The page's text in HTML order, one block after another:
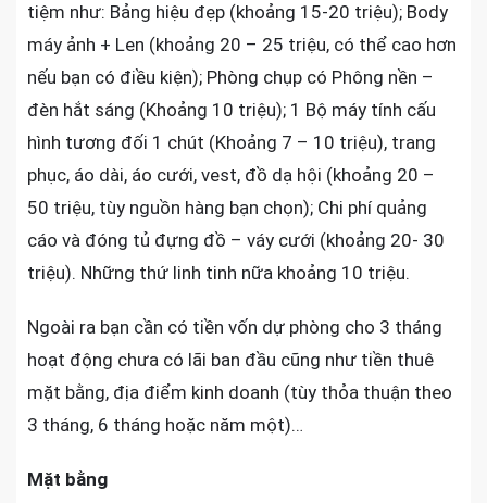
tiệm như: Bảng hiệu đẹp (khoảng 15-20 triệu); Body
máy ảnh + Len (khoảng 20 – 25 triệu, có thể cao hơn
nếu bạn có điều kiện); Phòng chụp có Phông nền –
đèn hắt sáng (Khoảng 10 triệu); 1 Bộ máy tính cấu
hình tương đối 1 chút (Khoảng 7 – 10 triệu), trang
phục, áo dài, áo cưới, vest, đồ dạ hội (khoảng 20 –
50 triệu, tùy nguồn hàng bạn chọn); Chi phí quảng
cáo và đóng tủ đựng đồ – váy cưới (khoảng 20- 30
triệu). Những thứ linh tinh nữa khoảng 10 triệu.
Ngoài ra bạn cần có tiền vốn dự phòng cho 3 tháng
hoạt động chưa có lãi ban đầu cũng như tiền thuê
mặt bằng, địa điểm kinh doanh (tùy thỏa thuận theo
3 tháng, 6 tháng hoặc năm một)…
Mặt bằng